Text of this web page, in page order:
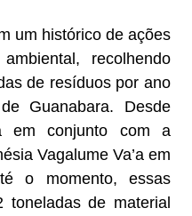
um histórico de ações
recolhendo
de resíduos por ano
Guanabara. Desde
em conjunto com a
Vagalume Va’a em
o momento, essas
toneladas de material